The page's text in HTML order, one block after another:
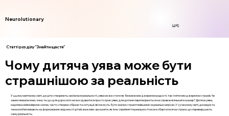
Neurolutionary
Login
Статті розділу "Знайти щастя"
Чому дитяча уява може бути
страшнішою за реальність
У цьому магічному світі, де діти створюють свої власні реальності, уява може стати як безмежним джерелом радості, так і гнітючим джерелом страхів. Чи
замислювалися ви, чому те, що для дорослого може здаватися просто грою уяви, для дитини перетворюється на справжнісінький кошмар? Дитяча уява,
наділена неймовірною силою, часто створює образи та ситуації, які можуть бути значно страхітливішими за реальні загрози. У сучасному світі, де медіа та
технології впливають на формування свідомості дітей, важливо зрозуміти, як їхнє сприйняття реальності може обертатися на страхи, що перевершують
саму реальність.